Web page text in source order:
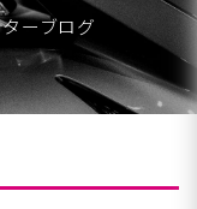
ーブログ